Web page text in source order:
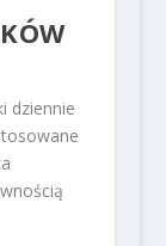
dziennie